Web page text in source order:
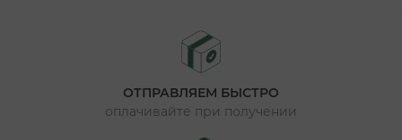
ОТПРАВЛЯЕМ БЫСТРО
оплачивайте при получении